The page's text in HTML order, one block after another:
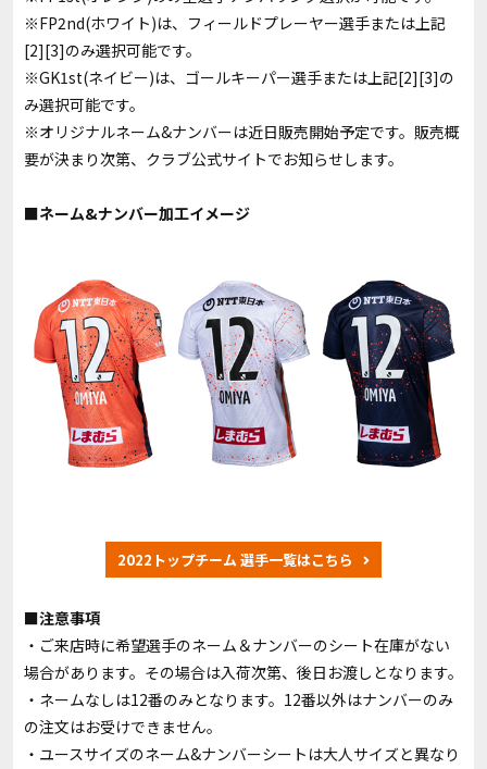
※FP2nd(ホワイト)は、フィールドプレーヤー選手または上記
[2][3]のみ選択可能です。
※GK1st(ネイビー)は、ゴールキーパー選手または上記[2][3]の
み選択可能です。
※オリジナルネーム&ナンバーは近日販売開始予定です。販売概
要が決まり次第、クラブ公式サイトでお知らせします。
■ネーム&ナンバー加工イメージ
2022トップチーム 選手一覧はこちら
■注意事項
・ご来店時に希望選手のネーム＆ナンバーのシート在庫がない
場合があります。その場合は入荷次第、後日お渡しとなります。
・ネームなしは12番のみとなります。12番以外はナンバーのみ
の注文はお受けできません。
・ユースサイズのネーム&ナンバーシートは大人サイズと異なり